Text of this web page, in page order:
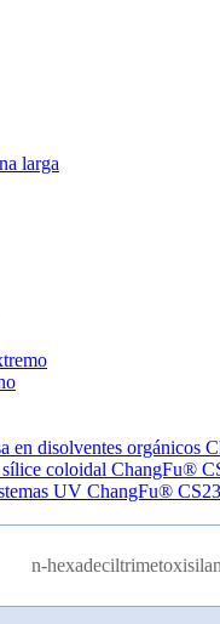
larga
en disolventes orgánicos
sílice coloidal ChangFu®
UV ChangFu®
n-